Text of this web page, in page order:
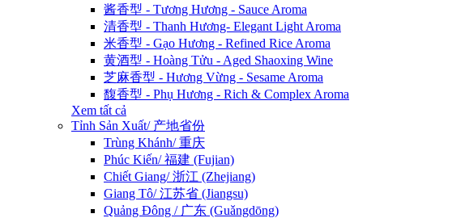
酱香型 - Tương Hương - Sauce Aroma
清香型 - Thanh Hương- Elegant Light Aroma
米香型 - Gạo Hương - Refined Rice Aroma
黄酒型 - Hoàng Tửu - Aged Shaoxing Wine
芝麻香型 - Hương Vừng - Sesame Aroma
馥香型 - Phụ Hương - Rich & Complex Aroma
Xem tất cả
Tỉnh Sản Xuất/ 产地省份
Trùng Khánh/ 重庆
Phúc Kiến/ 福建 (Fujian)
Chiết Giang/ 浙江 (Zhejiang)
Giang Tô/ 江苏省 (Jiangsu)
Quảng Đông / 广东 (Guǎngdōng)